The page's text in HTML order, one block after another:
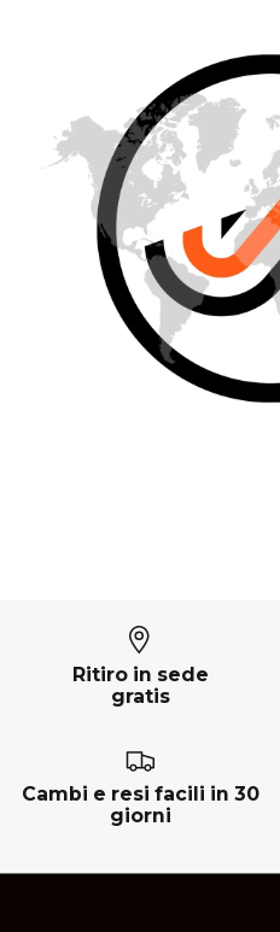
Ritiro in sede
gratis
Cambi e resi facili in 30
giorni